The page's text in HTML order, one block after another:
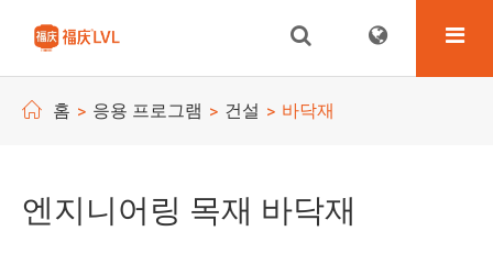
홈 응용 프로그램 건설 바닥재
엔지니어링 목재 바닥재